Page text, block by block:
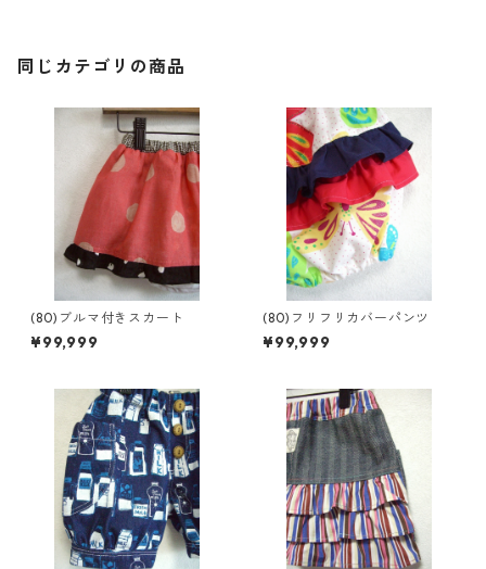
同じカテゴリの商品
(80)ブルマ付きスカート
¥99,999
(80)フリフリカバーパンツ
¥99,999